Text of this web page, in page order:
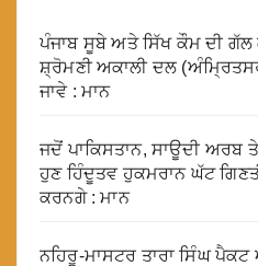
ਪੰਜਾਬ ਸੂਬੇ ਅਤੇ ਸਿੱਖ ਕੌਮ ਦੀ ਗੱਲ
ਸ਼੍ਰੋਮਣੀ ਅਕਾਲੀ ਦਲ
ਜਾਵੇ : ਮਾਨ
ਜਦੋਂ ਪਾਕਿਸਤਾਨ, ਸਾਊਦੀ ਅਰਬ
ਹੁਣ ਹਿੰਦੂਤਵ ਹੁਕਮਰਾਨ ਘੱਟ
ਕਰਨਗੇ : ਮਾਨ
ਨਹਿਰੂ-ਮਾਸਟਰ ਤਾਰਾ ਸਿੰਘ